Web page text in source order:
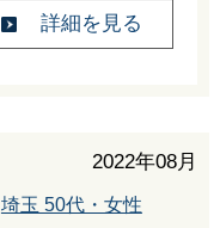
詳細を見る
2022年08月
埼玉 50代・女性